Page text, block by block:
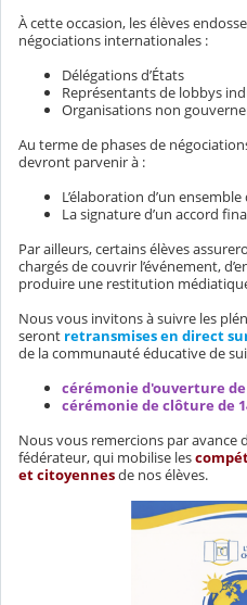
À cette occasion, les élèves
négociations internationales :
Délégations d’États
Représentants de lobbys
Organisations non
Au terme de phases de
devront parvenir à :
L’élaboration d’un
La signature d’un accord
Par ailleurs, certains élèves
chargés de couvrir l’événement,
produire une restitution
Nous vous invitons à suivre les
seront retransmises en direct sur
de la communauté éducative de
cérémonie d'ouverture de
cérémonie de clôture de
Nous vous remercions par avance
fédérateur, qui mobilise les
et citoyennesde nos élèves.